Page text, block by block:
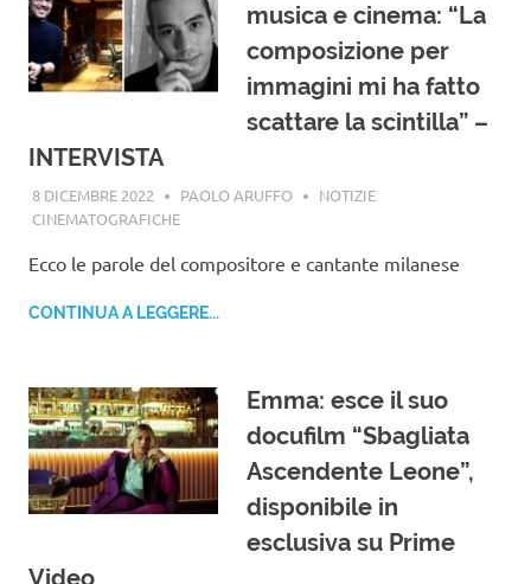
musica e cinema: “La
composizione per
immagini mi ha fatto
scattare la scintilla” –
INTERVISTA
8 DICEMBRE 2022 PAOLO ARUFFO
NOTIZIE
CINEMATOGRAFICHE
Ecco le parole del compositore e cantante milanese
CONTINUA A LEGGERE...
Emma: esce il suo
docufilm “Sbagliata
Ascendente Leone”,
disponibile in
esclusiva su Prime
Video